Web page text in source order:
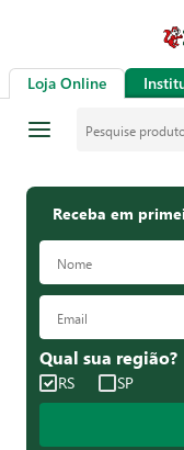
Loja Online
Receba em
Qual sua região?
RS SP